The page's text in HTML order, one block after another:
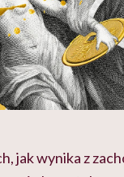
jak wynika z